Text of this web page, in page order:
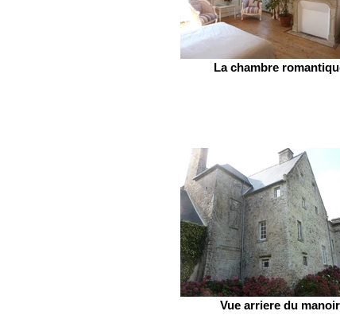
La chambre
Vue arriere du manoir